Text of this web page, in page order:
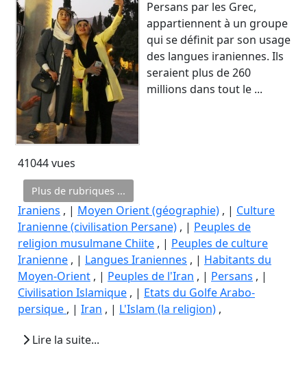
Persans par les Grec,
appartiennent à un groupe
qui se définit par son usage
des langues iraniennes. Ils
seraient plus de 260
millions dans tout le ...
41044 vues
Plus de rubriques ...
Iraniens , | Moyen Orient (géographie) , | Culture
Iranienne (civilisation Persane) , | Peuples de
religion musulmane Chiite , | Peuples de culture
Iranienne , | Langues Iraniennes , | Habitants du
Moyen-Orient , | Peuples de l'Iran , | Persans , |
Civilisation Islamique , | Etats du Golfe Arabo-
persique , | Iran , | L'Islam (la religion) ,
Lire la suite...